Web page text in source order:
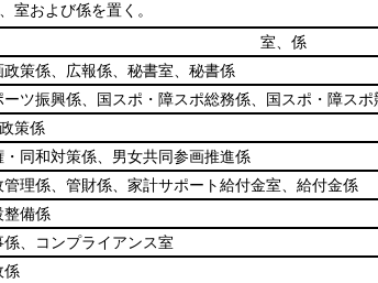
室および係を置く。
室、係
政策係、広報係、秘書室、秘書係
ーツ振興係、国スポ・障スポ総務係、国スポ・障ス
策係
・同和対策係、男女共同参画推進係
管理係、管財係、家計サポート給付金室、給付金係
整備係
係、コンプライアンス室
係